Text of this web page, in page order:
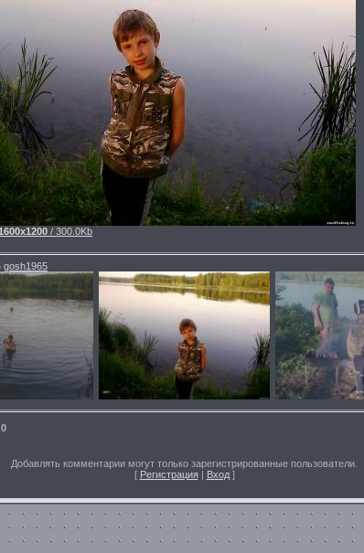
/ 300.0Kb
gosh1965
0
Добавлять комментарии могут только зарегистрированные пользователи.
[ Регистрация| Вход]